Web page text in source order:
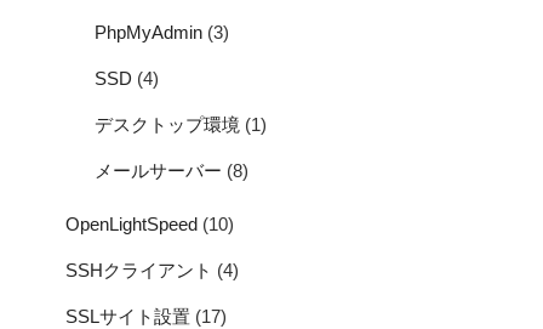
PhpMyAdmin (3)
SSD (4)
デスクトップ環境 (1)
メールサーバー (8)
OpenLightSpeed (10)
SSHクライアント (4)
SSLサイト設置 (17)